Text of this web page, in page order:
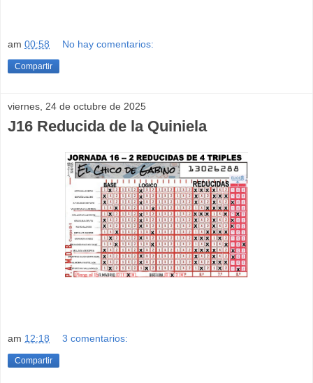
am 00:58 No hay comentarios:
Compartir
viernes, 24 de octubre de 2025
J16 Reducida de la Quiniela
am 12:18 3 comentarios:
Compartir